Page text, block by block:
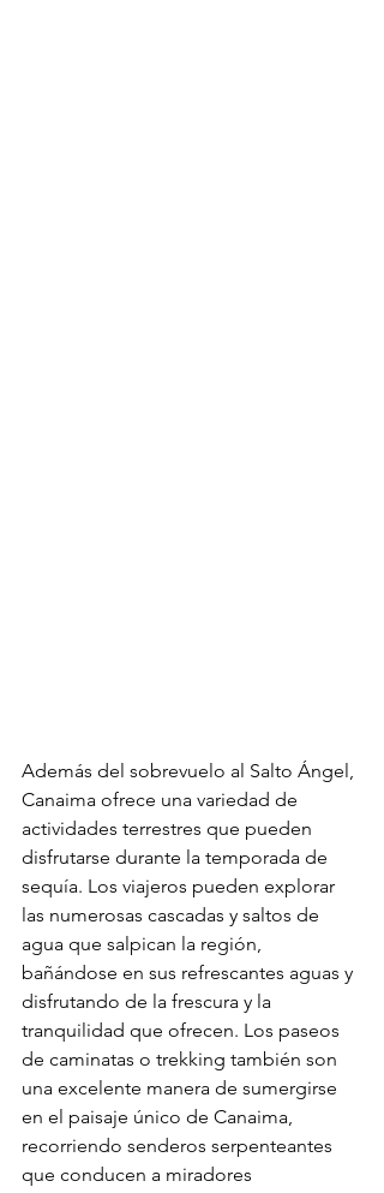
Además del sobrevuelo al Salto Ángel,
Canaima ofrece una variedad de
actividades terrestres que pueden
disfrutarse durante la temporada de
sequía. Los viajeros pueden explorar
las numerosas cascadas y saltos de
agua que salpican la región,
bañándose en sus refrescantes aguas y
disfrutando de la frescura y la
tranquilidad que ofrecen. Los paseos
de caminatas o trekking también son
una excelente manera de sumergirse
en el paisaje único de Canaima,
recorriendo senderos serpenteantes
que conducen a miradores